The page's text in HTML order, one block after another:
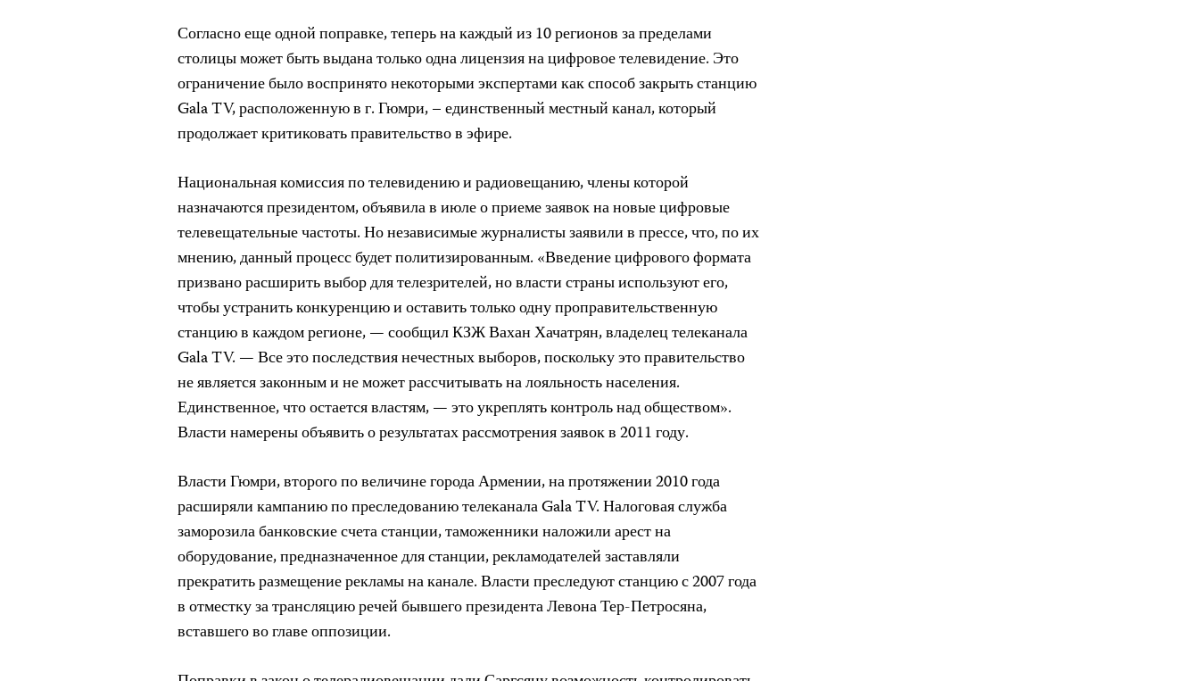
Согласно еще одной поправке, теперь на каждый из 10 регионов за пределами
столицы может быть выдана только одна лицензия на цифровое телевидение. Это
ограничение было воспринято некоторыми экспертами как способ закрыть станцию
Gala TV, расположенную в г. Гюмри, – единственный местный канал, который
продолжает критиковать правительство в эфире.
Национальная комиссия по телевидению и радиовещанию, члены которой
назначаются президентом, объявила в июле о приеме заявок на новые цифровые
телевещательные частоты. Но независимые журналисты заявили в прессе, что, по их
мнению, данный процесс будет политизированным. «Введение цифрового формата
призвано расширить выбор для телезрителей, но власти страны используют его,
чтобы устранить конкуренцию и оставить только одну проправительственную
станцию в каждом регионе, — сообщил КЗЖ Вахан Хачатрян, владелец телеканала
Gala TV. — Все это последствия нечестных выборов, поскольку это правительство
не является законным и не может рассчитывать на лояльность населения.
Единственное, что остается властям, — это укреплять контроль над обществом».
Власти намерены объявить о результатах рассмотрения заявок в 2011 году.
Власти Гюмри, второго по величине города Армении, на протяжении 2010 года
расширяли кампанию по преследованию телеканала Gala TV. Налоговая служба
заморозила банковские счета станции, таможенники наложили арест на
оборудование, предназначенное для станции, рекламодателей заставляли
прекратить размещение рекламы на канале. Власти преследуют станцию с 2007 года
в отместку за трансляцию речей бывшего президента Левона Тер-Петросяна,
вставшего во главе оппозиции.